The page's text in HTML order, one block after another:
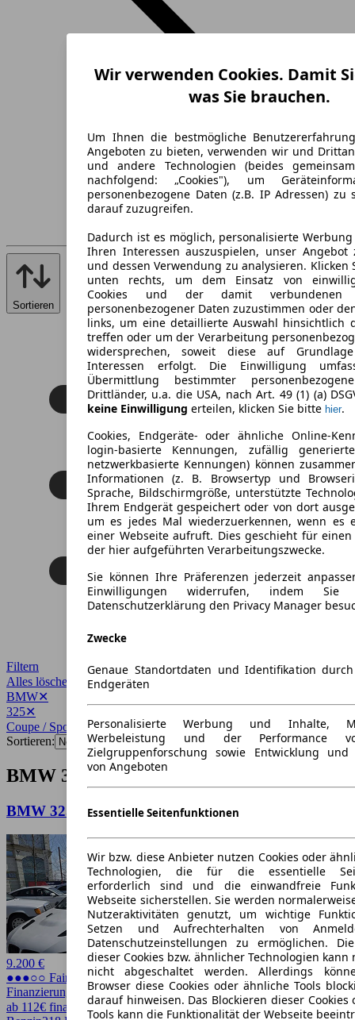
Sortieren
Filtern
Alles löschen
BMW✕
325✕
Coupe / Sportwagen✕
Sortieren:
BMW 325 Coupe / Sportwagen Angebote
BMW 325 325i Coupe Aut.
9.200 €
●●●○○ Fairer Preis
Finanzierung möglich
ab 112€ finanzieren ↗
Wir verwenden Cookies. Damit
was Sie brauchen.
Um Ihnen die bestmögliche
Angeboten zu bieten, verwenden wir und
und andere Technologien (beides
nachfolgend: „Cookies"), um
personenbezogene Daten (z.B. IP Adressen) zu
darauf zuzugreifen.
Dadurch ist es möglich, personalisierte
Ihren Interessen auszuspielen, unser Angebot
und dessen Verwendung zu analysieren. Klicken
unten rechts, um dem Einsatz von
Cookies und der damit verbundenen
personenbezogener Daten zuzustimmen oder
links, um eine detaillierte Auswahl hinsichtlich
treffen oder um der Verarbeitung
widersprechen, soweit diese auf
Interessen erfolgt. Die Einwilligung
Übermittlung bestimmter
Drittländer, u.a. die USA, nach Art. 49 (1) (a)
keine Einwilligung erteilen, klicken Sie bitte hier.
Cookies, Endgeräte- oder ähnliche Online-
login-basierte Kennungen, zufällig
netzwerkbasierte Kennungen) können
Informationen (z. B. Browsertyp und
Sprache, Bildschirmgröße, unterstützte
Ihrem Endgerät gespeichert oder von dort
um es jedes Mal wiederzuerkennen, wenn es
einer Webseite aufruft. Dies geschieht für
der hier aufgeführten Verarbeitungszwecke.
Sie können Ihre Präferenzen jederzeit
Einwilligungen widerrufen, indem
Datenschutzerklärung den Privacy Manager
Zwecke
Genaue Standortdaten und Identifikation
Endgeräten
Personalisierte Werbung und Inhalte,
Werbeleistung und der Performance
Zielgruppenforschung sowie Entwicklung und
von Angeboten
Essentielle Seitenfunktionen
Wir bzw. diese Anbieter nutzen Cookies oder
Technologien, die für die essentielle
erforderlich sind und die einwandfreie
Webseite sicherstellen. Sie werden
Nutzeraktivitäten genutzt, um wichtige
Setzen und Aufrechterhalten von
Datenschutzeinstellungen zu ermöglichen.
dieser Cookies bzw. ähnlicher Technologien kann
nicht abgeschaltet werden. Allerdings
Browser diese Cookies oder ähnliche Tools
darauf hinweisen. Das Blockieren dieser
Tools kann die Funktionalität der Webseite